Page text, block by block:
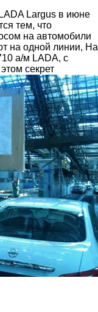
Largus в июне
тем, что
на автомобили
на одной линии, На
а/м LADA, с
секрет